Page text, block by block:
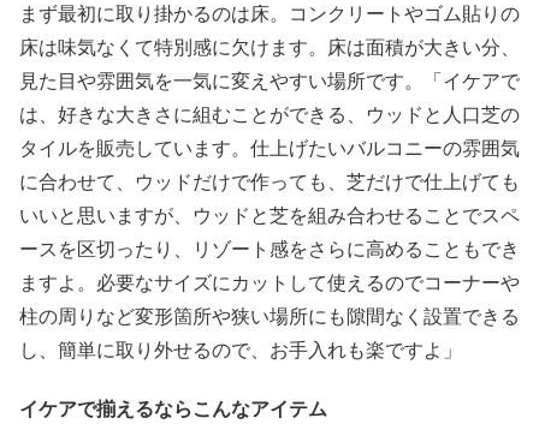
まず最初に取り掛かるのは床。コンクリートやゴム貼りの
床は味気なくて特別感に欠けます。床は面積が大きい分、
見た目や雰囲気を一気に変えやすい場所です。「イケアで
は、好きな大きさに組むことができる、ウッドと人口芝の
タイルを販売しています。仕上げたいバルコニーの雰囲気
に合わせて、ウッドだけで作っても、芝だけで仕上げても
いいと思いますが、ウッドと芝を組み合わせることでスペ
ースを区切ったり、リゾート感をさらに高めることもでき
ますよ。必要なサイズにカットして使えるのでコーナーや
柱の周りなど変形箇所や狭い場所にも隙間なく設置できる
し、簡単に取り外せるので、お手入れも楽ですよ」
イケアで揃えるならこんなアイテム